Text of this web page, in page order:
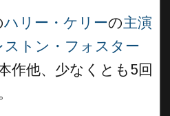
ハリー・ケリーの主演
ストン・フォスター
作他、少なくとも5回